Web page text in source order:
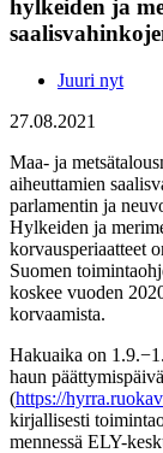
hylkeiden ja
Juuri nyt
27.08.2021
Maa- ja
aiheuttamien
parlamentin ja
Hylkeiden ja
korvausperiaatteet
Suomen
koskee vuoden
korvaamista.
Hakuaika on
haun
(https://
kirjallisesti
mennessä ELY-